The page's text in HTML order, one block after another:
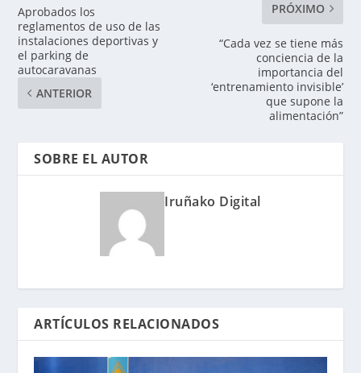
Aprobados los
reglamentos de uso de las
instalaciones deportivas y
el parking de
autocaravanas
ANTERIOR
PRÓXIMO
“Cada vez se tiene más
conciencia de la
importancia del
‘entrenamiento invisible’
que supone la
alimentación”
SOBRE EL AUTOR
Iruñako Digital
ARTÍCULOS RELACIONADOS